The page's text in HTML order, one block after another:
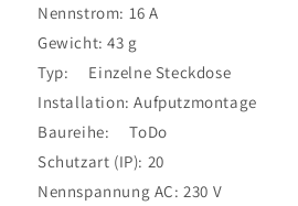
Nennstrom: 16 A
Gewicht: 43 g
Typ: Einzelne Steckdose
Installation: Aufputzmontage
Baureihe: ToDo
Schutzart (IP): 20
Nennspannung AC: 230 V